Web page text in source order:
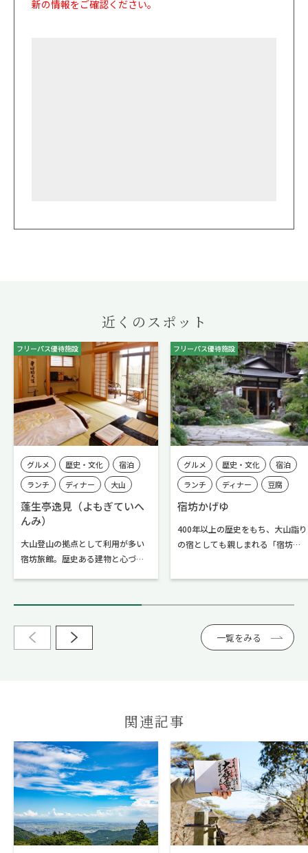
新の情報をご確認ください。
近くのスポット
フリーパス優待施設
グルメ 歴史・文化
宿泊
ランチ
ディナー
大山
伊勢原駅
伊勢原市内
大山エリア
蓬生亭逸見（よもぎていへ
んみ）
大山登山の拠点として利用が多い
宿坊旅館。歴史ある建物と心づく
での神聖な時間を、旬を生かした
と過ごすことができます。
フリーパス優待施設
グルメ 歴史・文化
宿泊
ランチ
ディナー
豆腐
ジビエ
大山
伊勢原市内
大山エリア
宿坊かげゆ
400年以上の歴史をもち、大山詣り
の宿としても親しまれる「宿坊か
一覧をみる
関連記事